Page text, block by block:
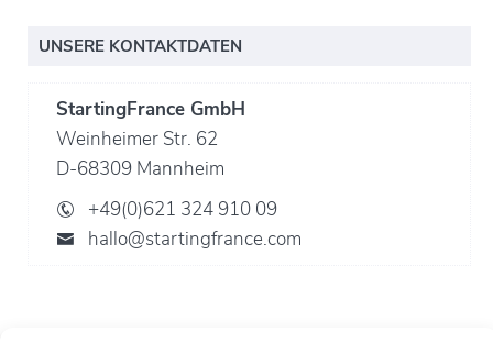
UNSERE KONTAKTDATEN
StartingFrance GmbH
Weinheimer Str. 62
D-68309 Mannheim
+49(0)621 324 910 09
hallo@startingfrance.com